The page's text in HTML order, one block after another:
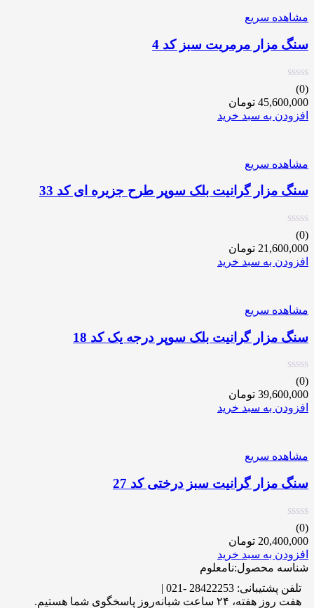
مشاهده سریع
سنگ مزار مرمریت سبز کد 4
(0)
45,600,000 تومان
افزودن به سبد خرید
مشاهده سریع
سنگ مزار گرانیت بلک سوپر طرح جزیره ای کد 33
(0)
21,600,000 تومان
افزودن به سبد خرید
مشاهده سریع
سنگ مزار گرانیت بلک سوپر درجه یک کد 18
(0)
39,600,000 تومان
افزودن به سبد خرید
مشاهده سریع
سنگ مزار گرانیت سبز درختی کد 27
(0)
20,400,000 تومان
افزودن به سبد خرید
شناسه محصول:نامعلوم
تلفن پشتیبانی: 28422253 -021 |
هفت روز هفته، ۲۴ ساعت شبانه‌روز پاسخگوی شما هستیم.